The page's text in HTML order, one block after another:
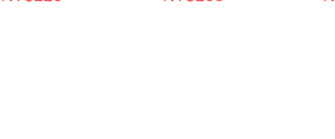
【5周年慶↘三件
420ml(A04)【5周